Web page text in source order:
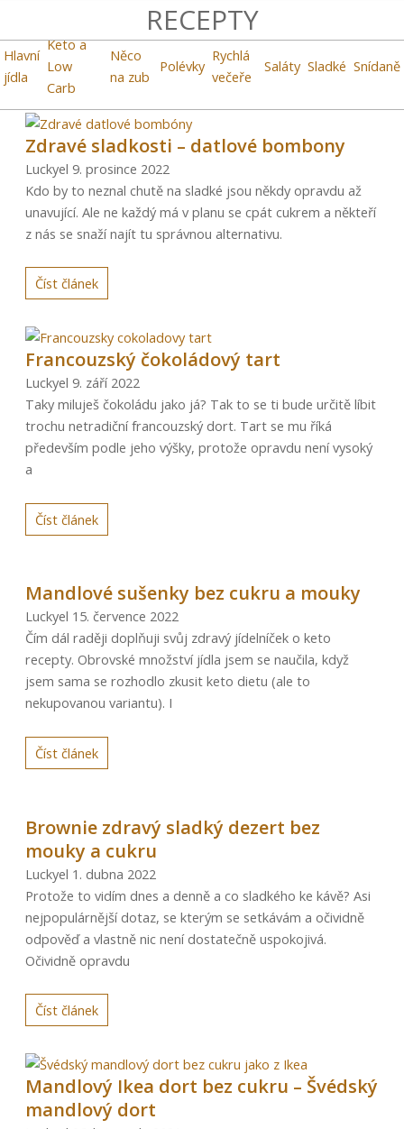
RECEPTY
Hlavní
jídla
Keto a
Low
Carb
Něco
na zub
Polévky
Rychlá
večeře
Saláty Sladké Snídaně
Zdravé sladkosti – datlové bombony
Luckyel 9. prosince 2022
Kdo by to neznal chutě na sladké jsou někdy opravdu až
unavující. Ale ne každý má v planu se cpát cukrem a někteří
z nás se snaží najít tu správnou alternativu.
Číst článek
Francouzský čokoládový tart
Luckyel 9. září 2022
Taky miluješ čokoládu jako já? Tak to se ti bude určitě líbit
trochu netradiční francouzský dort. Tart se mu říká
především podle jeho výšky, protože opravdu není vysoký
a
Číst článek
Mandlové sušenky bez cukru a mouky
Luckyel 15. července 2022
Čím dál raději doplňuji svůj zdravý jídelníček o keto
recepty. Obrovské množství jídla jsem se naučila, když
jsem sama se rozhodlo zkusit keto dietu (ale to
nekupovanou variantu). I
Číst článek
Brownie zdravý sladký dezert bez
mouky a cukru
Luckyel 1. dubna 2022
Protože to vidím dnes a denně a co sladkého ke kávě? Asi
nejpopulárnější dotaz, se kterým se setkávám a očividně
odpověď a vlastně nic není dostatečně uspokojivá.
Očividně opravdu
Číst článek
Mandlový Ikea dort bez cukru – Švédský
mandlový dort